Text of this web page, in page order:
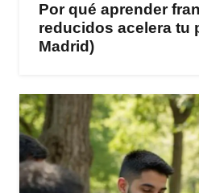
Por qué aprender
reducidos acelera tu
Madrid)